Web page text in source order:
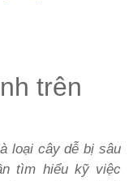
trên
loại cây dễ bị sâu
tìm hiểu kỹ việc